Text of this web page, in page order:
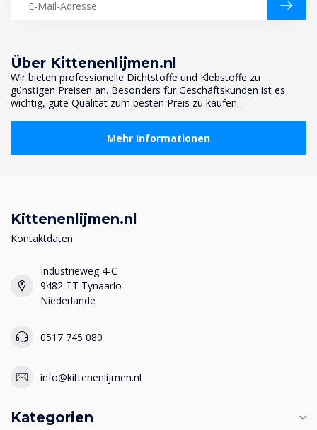
Über Kittenenlijmen.nl
Wir bieten professionelle Dichtstoffe und Klebstoffe zu
günstigen Preisen an. Besonders für Geschäftskunden ist es
wichtig, gute Qualität zum besten Preis zu kaufen.
Mehr Informationen
Kittenenlijmen.nl
Kontaktdaten
Industrieweg 4-C
9482 TT Tynaarlo
Niederlande
0517 745 080
info@kittenenlijmen.nl
Kategorien